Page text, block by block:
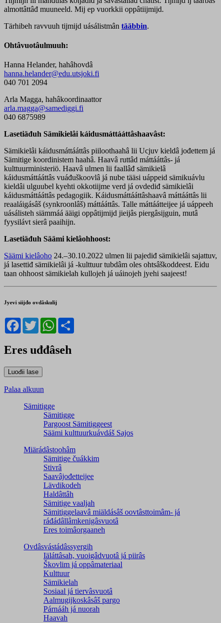
almottâttâđ muuneeld. Mij ep vuorkkii oppâtiijmijd.
Tärhibeh ravvuuh tijmijd uásálistmân tääbbin.
Ohtâvuotâulmuuh:
Hanna Helander, hahâhovdâ
hanna.helander@edu.utsjoki.fi
040 701 2094
Arla Magga, hahâkoordinaattor
arla.magga@samediggi.fi
040 6875989
Lasetiäđuh Sämikielâi káidusmáttááttâshaavâst:
Sämikielâi káidusmáttááttâs piiloothaahâ lii Ucjuv kieldâ jođettem já
Sämitige koordinistem haahâ. Haavâ ruttâd máttááttâs- já
kulttuurministeriö. Haavâ ulmen lii faallâđ sämikielâ
káidusmáttááttâs vuáđuškoovlâ já nube tääsi uáppeid sämikuávlu
kieldâi ulguubel kyehti okkotiijme verd já ovdediđ sämikielâi
káidusmáttááttâs pedagogiik. Káidusmáttááttâshaavâ máttááttâs lii
reaaláigásâš (synkroonlâš) máttááttâs. Talle máttáátteijee já uáppeeh
uásálisteh siämmáá ääigi oppâtijmijd jieijâs piergâsijguin, mutâ
fyysilávt sierâ paaihijn.
Lasetiäđuh Säämi kielâohhoost:
Säämi kielâoho 24.–30.10.2022 ulmen lii pajediđ sämikielâi sajattuv,
já lasettiđ sämikielâi já -kulttuur tubdâm oles ohtsâškoddeest. Eidu
taan ohhoost sämikielah kullojeh já uáinojeh jyehi saajeest!
Jyevi siijđo ovdâskulij
Facebook
TwitterWhatsApp
Eres uđđâseh
Palaa alkuun
Sämitigge
Sämitigge
Pargoost Sämitiggeest
Säämi kulttuurkuávdáš Sajos
Miärádâstoohâm
Sämitige čuákkim
Stivrâ
Saavâjođetteijee
Lävdikodeh
Haldâttâh
Sämitige vaaljah
Sämitiggelaavâ miäldásâš oovtâsttoimâm- já
ráđádâllâmkenigâsvuotâ
Eres toimâorgaaneh
Ovdâsvástádâssyergih
Iäláttâsah, vuoigâdvuotâ já piirâs
Škovlim já oppâmateriaal
Kulttuur
Sämikielah
Sosiaal já tiervâsvuotâ
Aalmugijkoskâsâš pargo
Párnááh já nuorah
Haavah